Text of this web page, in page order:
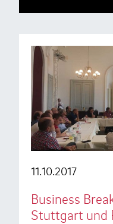
11.10.2017
Business
Stuttgart und